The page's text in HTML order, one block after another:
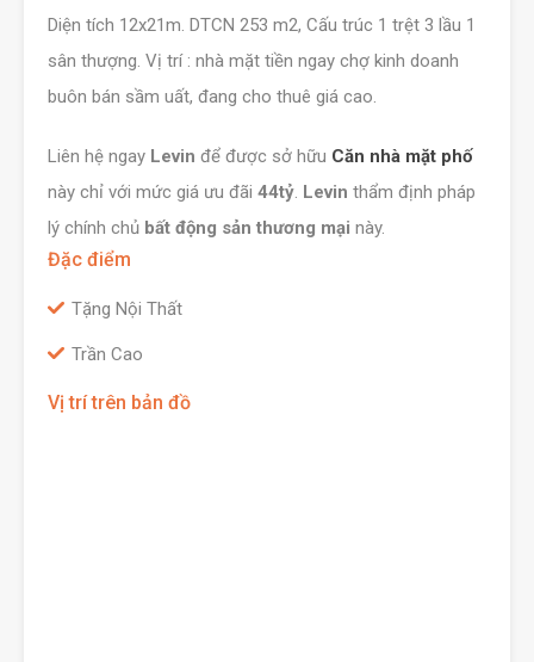
Diện tích 12x21m. DTCN 253 m2, Cấu trúc 1 trệt 3 lầu 1
sân thượng. Vị trí : nhà mặt tiền ngay chợ kinh doanh
buôn bán sầm uất, đang cho thuê giá cao.
Liên hệ ngay Levin để được sở hữu Căn nhà mặt phố
này chỉ với mức giá ưu đãi 44tỷ. Levin thẩm định pháp
lý chính chủ bất động sản thương mại này.
Đặc điểm
Tặng Nội Thất
Trần Cao
Vị trí trên bản đồ